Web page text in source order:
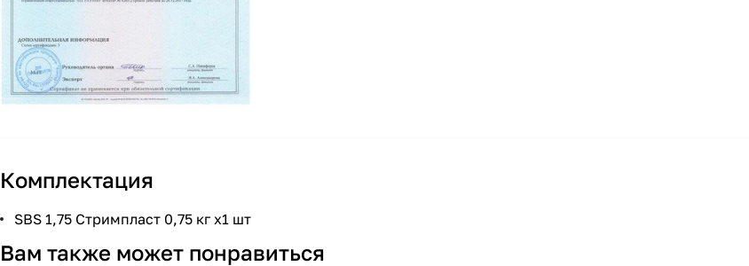
Комплектация
SBS 1,75 Стримпласт 0,75 кг x1 шт
Вам также может понравиться